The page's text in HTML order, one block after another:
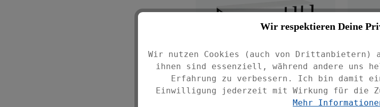
Wir respektieren Deine
Wir nutzen Cookies (auch von Drittanbietern)
ihnen sind essenziell, während andere uns
Erfahrung zu verbessern. Ich bin damit
Einwilligung jederzeit mit Wirkung für die
Mehr